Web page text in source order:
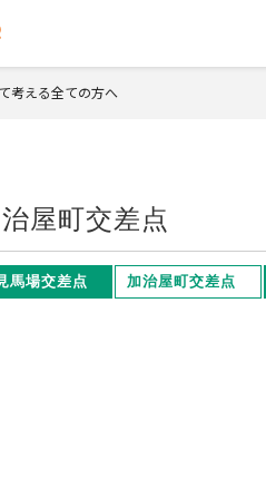
考える全ての方へ
屋町交差点
馬場交差点 加治屋町交差点